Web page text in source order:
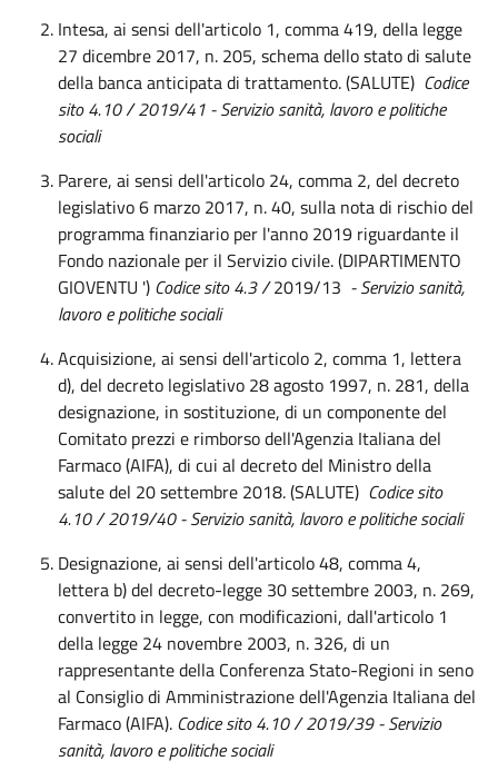
Intesa, ai sensi dell'articolo 1, comma 419, della legge
27 dicembre 2017, n. 205, schema dello stato di salute
della banca anticipata di trattamento. (SALUTE) Codice
sito 4.10 / 2019/41 - Servizio sanità, lavoro e politiche
sociali
Parere, ai sensi dell'articolo 24, comma 2, del decreto
legislativo 6 marzo 2017, n. 40, sulla nota di rischio del
programma finanziario per l'anno 2019 riguardante il
Fondo nazionale per il Servizio civile. (DIPARTIMENTO
GIOVENTU ') Codice sito 4.3 /2019/13 - Servizio sanità,
lavoro e politiche sociali
Acquisizione, ai sensi dell'articolo 2, comma 1, lettera
d), del decreto legislativo 28 agosto 1997, n. 281, della
designazione, in sostituzione, di un componente del
Comitato prezzi e rimborso dell'Agenzia Italiana del
Farmaco (AIFA), di cui al decreto del Ministro della
salute del 20 settembre 2018. (SALUTE) Codice sito
4.10 / 2019/40 - Servizio sanità, lavoro e politiche sociali
Designazione, ai sensi dell'articolo 48, comma 4,
lettera b) del decreto-legge 30 settembre 2003, n. 269,
convertito in legge, con modificazioni, dall'articolo 1
della legge 24 novembre 2003, n. 326, di un
rappresentante della Conferenza Stato-Regioni in seno
al Consiglio di Amministrazione dell'Agenzia Italiana del
Farmaco (AIFA). Codice sito 4.10 / 2019/39 - Servizio
sanità, lavoro e politiche sociali